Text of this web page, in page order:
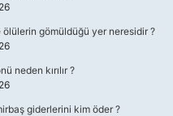
ölülerin gömüldüğü yer neresidir ?
neden kırılır ?
giderlerini kim öder ?